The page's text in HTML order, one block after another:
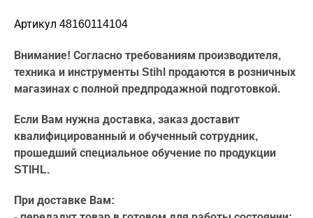
Артикул 48160114104
Внимание! Согласно требованиям производителя,
техника и инструменты Stihl продаются в розничных
магазинах с полной предпродажной подготовкой.
Если Вам нужна доставка, заказ доставит
квалифицированный и обученный сотрудник,
прошедший специальное обучение по продукции
STIHL.
При доставке Вам: